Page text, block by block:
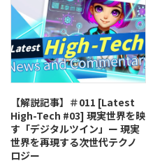
【解説記事】＃011 [Latest
High-Tech #03] 現実世界を映
す「デジタルツイン」ー 現実
世界を再現する次世代テクノ
ロジー